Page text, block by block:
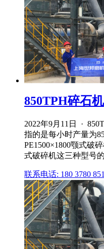
850TPH碎石机
2022年9月11日 ·
指的是每小时产量为
PE1500×1800颚式破
式破碎机这三种型号
联系电话: 180 3780